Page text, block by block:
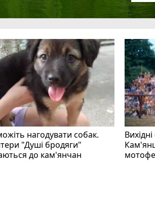
нагодувати собак.
"Душі бродяги"
до кам'янчан